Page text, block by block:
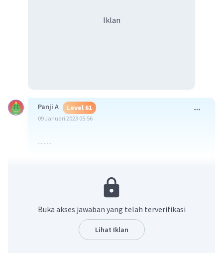
Iklan
Panji A Level 61
09 Januari 2023 05:56
.........
Buka akses jawaban yang telah terverifikasi
Lihat Iklan